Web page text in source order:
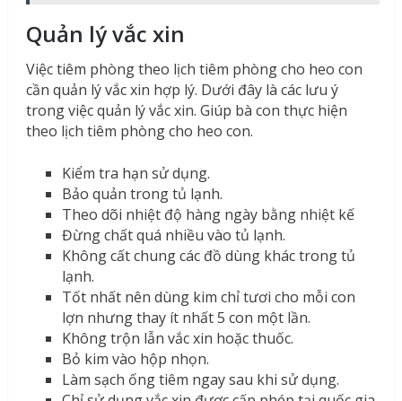
Quản lý vắc xin
Việc tiêm phòng theo lịch tiêm phòng cho heo con
cần quản lý vắc xin hợp lý. Dưới đây là các lưu ý
trong việc quản lý vắc xin. Giúp bà con thực hiện
theo lịch tiêm phòng cho heo con.
Kiểm tra hạn sử dụng.
Bảo quản trong tủ lạnh.
Theo dõi nhiệt độ hàng ngày bằng nhiệt kế
Đừng chất quá nhiều vào tủ lạnh.
Không cất chung các đồ dùng khác trong tủ
lạnh.
Tốt nhất nên dùng kim chỉ tươi cho mỗi con
lợn nhưng thay ít nhất 5 con một lần.
Không trộn lẫn vắc xin hoặc thuốc.
Bỏ kim vào hộp nhọn.
Làm sạch ống tiêm ngay sau khi sử dụng.